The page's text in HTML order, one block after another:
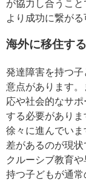
が協力し合うこ
より成功に繋がる
海外に移住す
発達障害を持つ
意点があります
応や社会的なサ
する必要があり
徐々に進んでい
差があるのが現
クルーシブ教育
持つ子どもが通